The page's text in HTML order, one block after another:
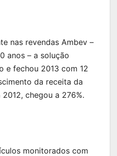
nas revendas Ambev –
anos – a solução
e fechou 2013 com 12
da receita da
chegou a 276%.
monitorados com